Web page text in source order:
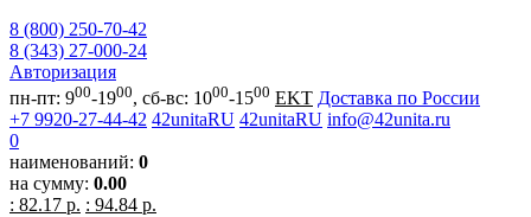
8 (800) 250-70-42
8 (343) 27-000-24
Авторизация
пн-пт: 900-1900, сб-вс: 1000-1500 EKT Доставка по России
+7 9920-27-44-42 42unitaRU 42unitaRU info@42unita.ru
0
наименований: 0
на сумму: 0.00
: 82.17 р. : 94.84 р.